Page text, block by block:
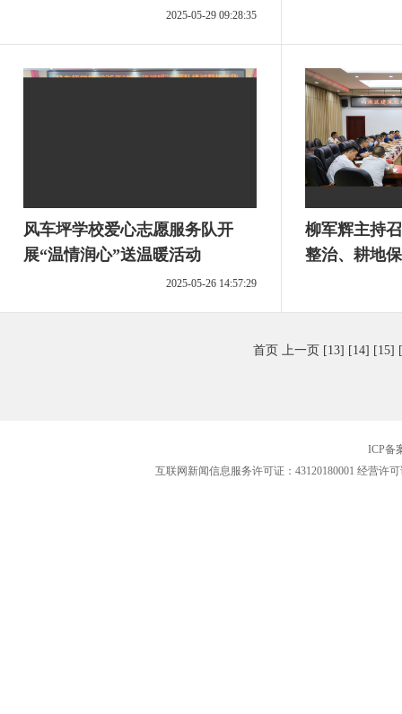
2025-05-29 09:28:35
风车坪学校爱心志愿服务队开
展“温情润心”送温暖活动
2025-05-26 14:57:29
柳军辉主持
整治、耕地
首页 上一页 [13] [14] [15]
ICP备
互联网新闻信息服务许可证：43120180001 经营许可